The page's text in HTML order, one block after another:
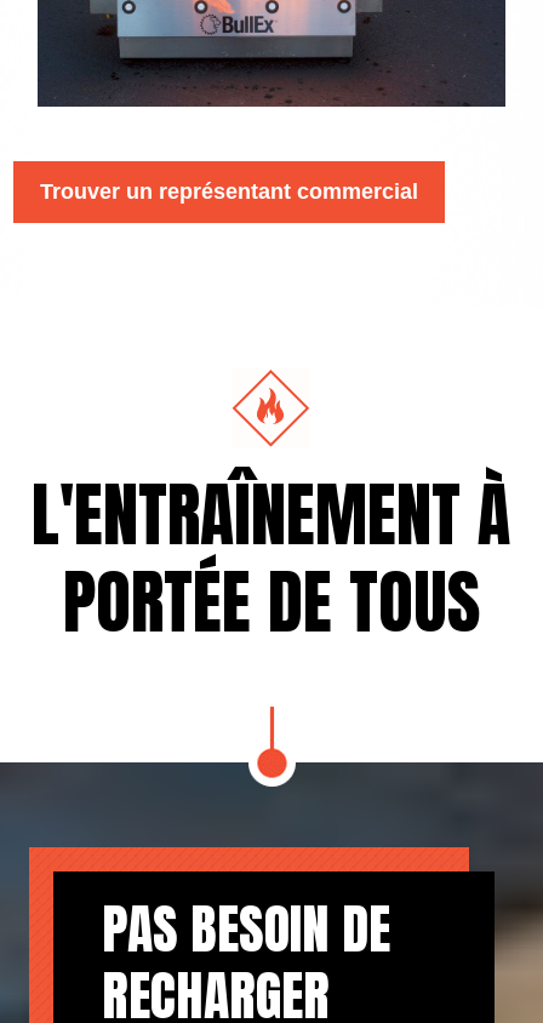
Trouver un représentant commercial
L'ENTRAÎNEMENT À
PORTÉE DE TOUS
PAS BESOIN DE
RECHARGER